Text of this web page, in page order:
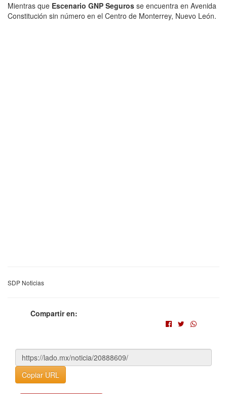
Mientras que Escenario GNP Seguros se encuentra en Avenida
Constitución sin número en el Centro de Monterrey, Nuevo León.
SDP Noticias
Compartir en:
Copiar URL